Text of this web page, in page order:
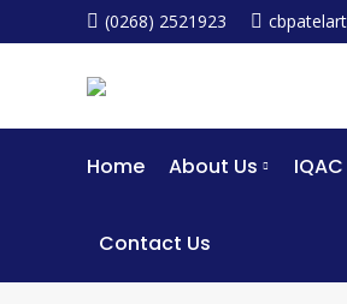
(0268) 2521923
Home About Us IQAC
Contact Us